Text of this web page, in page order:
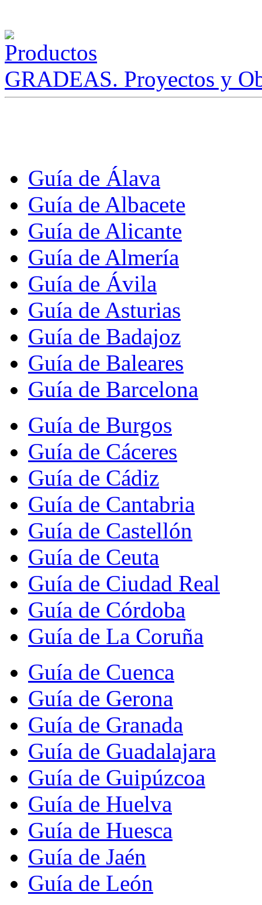
GRADEAS. Proyectos y
Guía de Álava
Guía de Albacete
Guía de Alicante
Guía de Almería
Guía de Ávila
Guía de Asturias
Guía de Badajoz
Guía de Baleares
Guía de Barcelona
Guía de Burgos
Guía de Cáceres
Guía de Cádiz
Guía de Cantabria
Guía de Castellón
Guía de Ceuta
Guía de Ciudad Real
Guía de Córdoba
Guía de La Coruña
Guía de Cuenca
Guía de Gerona
Guía de Granada
Guía de Guadalajara
Guía de Guipúzcoa
Guía de Huelva
Guía de Huesca
Guía de Jaén
Guía de León